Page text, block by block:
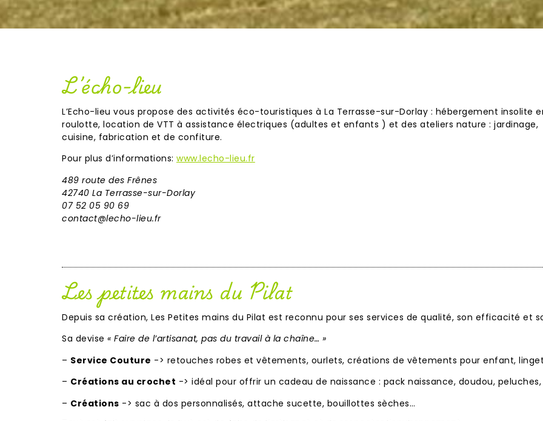
L’écho-lieu
L’Echo-lieu vous propose des activités éco-touristiques à La Terrasse-sur-Dorlay : hébergement insolite
roulotte, location de VTT à assistance électriques (adultes et enfants ) et des ateliers nature : jardinage,
cuisine, fabrication et de confiture.
Pour plus d’informations: www.lecho-lieu.fr
489 route des Frênes
42740 La Terrasse-sur-Dorlay
07 52 05 90 69
contact@lecho-lieu.fr
Les petites mains du Pilat
Depuis sa création, Les Petites mains du Pilat est reconnu pour ses services de qualité, son efficacité et
Sa devise « Faire de l’artisanat, pas du travail à la chaîne… »
– Service Couture -> retouches robes et vêtements, ourlets, créations de vêtements pour enfant,
– Créations au crochet -> idéal pour offrir un cadeau de naissance : pack naissance, doudou,
– Créations -> sac à dos personnalisés, attache sucette, bouillottes sèches…